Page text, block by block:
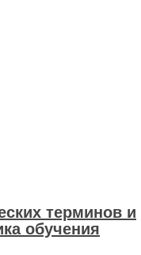
терминов и
обучения